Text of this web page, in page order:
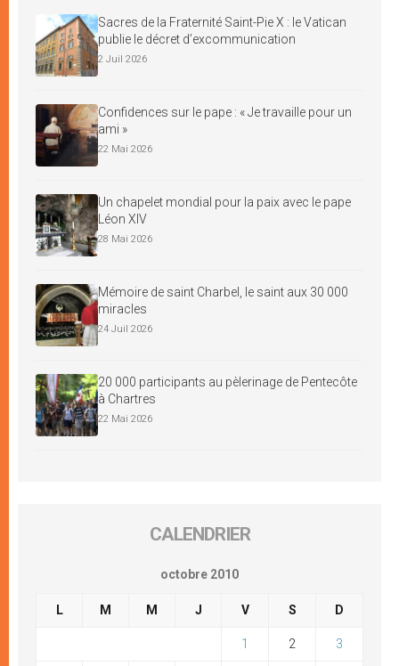
Sacres de la Fraternité Saint-Pie X : le Vatican
publie le décret d’excommunication
2 Juil 2026
Confidences sur le pape : « Je travaille pour un
ami »
22 Mai 2026
Un chapelet mondial pour la paix avec le pape
Léon XIV
28 Mai 2026
Mémoire de saint Charbel, le saint aux 30 000
miracles
24 Juil 2026
20 000 participants au pèlerinage de Pentecôte
à Chartres
22 Mai 2026
CALENDRIER
octobre 2010
L M M J V S D
1 2 3